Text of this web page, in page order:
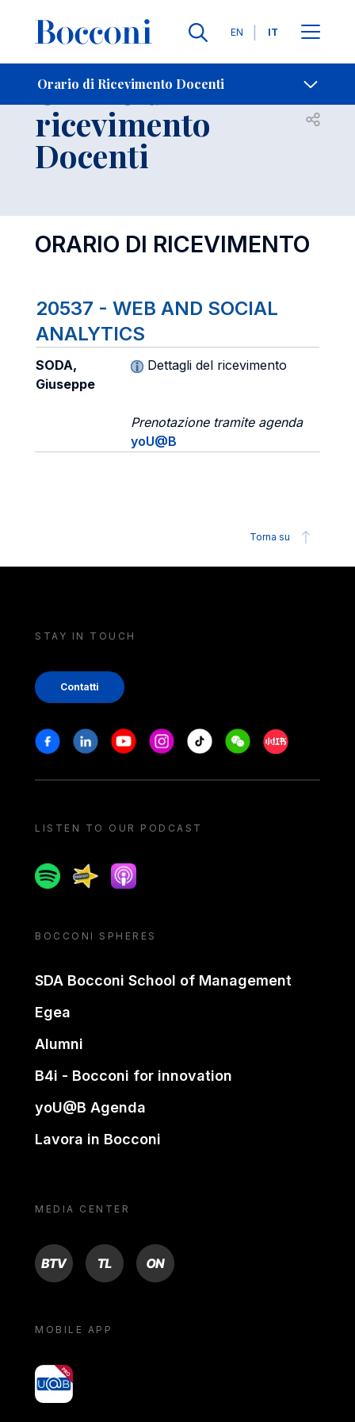
Lingue
EN IT
Orario di Ricevimento Docenti
-
Orario di
ricevimento
Docenti
Open
ORARIO DI RICEVIMENTO
20537 - WEB AND SOCIAL
ANALYTICS
SODA,
Giuseppe
Dettagli del ricevimento
Prenotazione tramite agenda
yoU@B
Torna su
STAY IN TOUCH
Contatti
Stay in touch
FacebookLinkedinYoutubeInstagram
Tiktok WeechatXiaohongshu/
LISTEN TO OUR PODCAST
SpotifySpreakerApple podcast
BOCCONI SPHERES
SDA Bocconi School of Management
Egea
Alumni
B4i - Bocconi for innovation
yoU@B Agenda
Lavora in Bocconi
MEDIA CENTER
BTV TL ON
MOBILE APP
yoU@B